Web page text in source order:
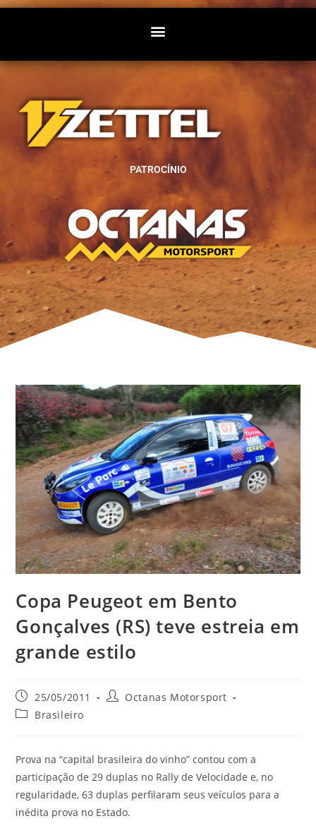
PATROCÍNIO
Copa Peugeot em Bento
Gonçalves (RS) teve estreia em
grande estilo
25/05/2011
Octanas Motorsport
Brasileiro
Prova na “capital brasileira do vinho” contou com a
participação de 29 duplas no Rally de Velocidade e, no
regularidade, 63 duplas perfilaram seus veículos para a
inédita prova no Estado.